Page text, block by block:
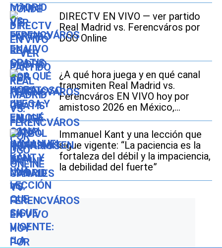
DIRECTV EN VIVO — ver partido
Real Madrid vs. Ferencváros por
DGO Online
¿A qué hora juega y en qué canal
transmiten Real Madrid vs.
Ferencváros EN VIVO hoy por
amistoso 2026 en México,
Estados Unidos y España?
Immanuel Kant y una lección que
sigue vigente: “La paciencia es la
fortaleza del débil y la impaciencia,
la debilidad del fuerte”